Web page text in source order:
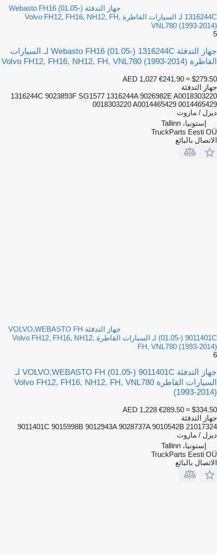
جهاز التدفئة Webasto FH16 (01.05-)
1316244C لـ السيارات القاطرة Volvo FH12, FH16, NH12, FH,
VNL780 (1993-2014)
5
جهاز التدفئة Webasto FH16 (01.05-) 1316244C لـ السيارات
القاطرة Volvo FH12, FH16, NH12, FH, VNL780 (1993-2014)
AED 1,027 €241.90 ≈ $279.50
جهاز التدفئة
1316244C 9023893F SG1577 1316244A 9026982E A0018303220
0018303220 A0014465429 0014465429
ديزل / مازوت
إستونيا، Tallinn
TruckParts Eesti OÜ
الاتصال بالبائع
جهاز التدفئة VOLVO,WEBASTO FH
(01.05-) 9011401C لـ السيارات القاطرة Volvo FH12, FH16, NH12,
FH, VNL780 (1993-2014)
6
جهاز التدفئة VOLVO,WEBASTO FH (01.05-) 9011401C لـ
السيارات القاطرة Volvo FH12, FH16, NH12, FH, VNL780
(1993-2014)
AED 1,228 €289.50 ≈ $334.50
جهاز التدفئة
9011401C 9015998B 9012943A 9028737A 9010542B 21017324
ديزل / مازوت
إستونيا، Tallinn
TruckParts Eesti OÜ
الاتصال بالبائع